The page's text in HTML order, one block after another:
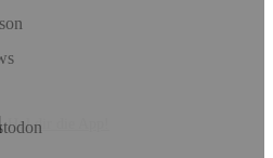
Hol dir die App!